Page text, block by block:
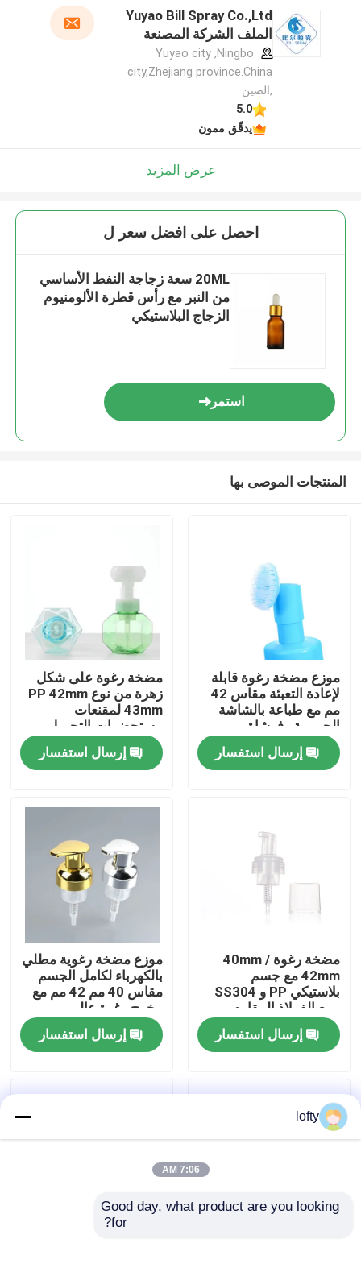
أشرطة فيديو
معلومات عنا
جولة في المعمل
رقابة جودة
اتصل بنا
حالات
Yuyao Bill Spray Co.,Ltd
الملف الشركة المصنعة
Yuyao city ,Ningbo
city,Zhejiang province.China
,الصين
5.0
يدقّق ممون
عرض المزيد
احصل على افضل سعر ل
20ML سعة زجاجة النفط الأساسي
من النبر مع رأس قطرة الألومنيوم
الزجاج البلاستيكي
استمر
المنتجات الموصى بها
موزع مضخة رغوة قابلة
لإعادة التعبئة مقاس 42
مم مع طباعة بالشاشة
الحريرية وفرشاة
سيليكون للعناية بالبشرة
إرسال استفسار
مضخة رغوة على شكل
زهرة من نوع PP 42mm
43mm لمقنعات
مستحضرات التجميل
إرسال استفسار
مضخة رغوة 40mm /
42mm مع جسم
بلاستيكي PP و SS304
ربيع الفولاذ المقاوم
للصدأ للمستحضرات
التجميليةإرسال استفسار
موزع مضخة رغوية مطلي
بالكهرباء لكامل الجسم
مقاس 40 مم 42 مم مع
مخرج رغوة عالي
لمنظفات الوجه المتميزة
إرسال استفسار
lofty
7:06 AM
Good day, what product are you looking
for?